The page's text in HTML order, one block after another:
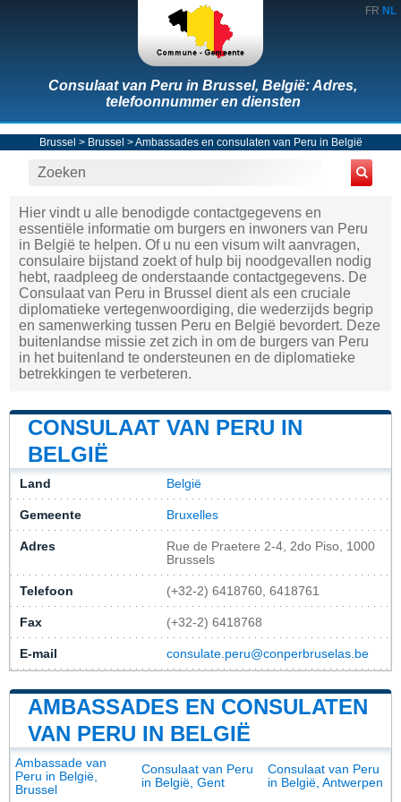
FR NL
Consulaat van Peru in Brussel, België: Adres,
telefoonnummer en diensten
Brussel > Brussel >Ambassades en consulaten van Peru in België
Hier vindt u alle benodigde contactgegevens en
essentiële informatie om burgers en inwoners van Peru
in België te helpen. Of u nu een visum wilt aanvragen,
consulaire bijstand zoekt of hulp bij noodgevallen nodig
hebt, raadpleeg de onderstaande contactgegevens. De
Consulaat van Peru in Brussel dient als een cruciale
diplomatieke vertegenwoordiging, die wederzijds begrip
en samenwerking tussen Peru en België bevordert. Deze
buitenlandse missie zet zich in om de burgers van Peru
in het buitenland te ondersteunen en de diplomatieke
betrekkingen te verbeteren.
CONSULAAT VAN PERU IN
BELGIË
Land België
Gemeente Bruxelles
Adres
Rue de Praetere 2-4, 2do Piso, 1000
Brussels
Telefoon (+32-2) 6418760, 6418761
Fax (+32-2) 6418768
E-mail consulate.peru@conperbruselas.be
AMBASSADES EN CONSULATEN
VAN PERU IN BELGIË
Ambassade van
Peru in België,
Brussel
Consulaat van Peru
in België, Gent
Consulaat van Peru
in België, Antwerpen